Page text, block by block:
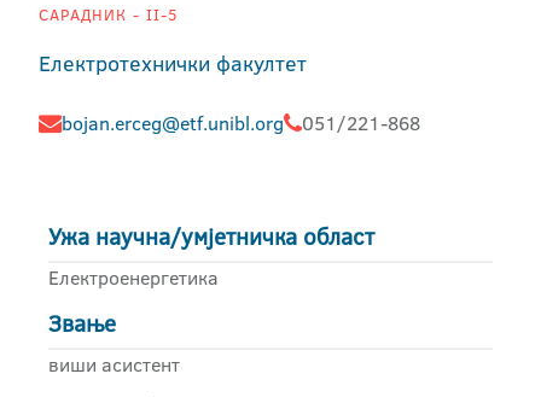
САРАДНИК - II-5
Електротехнички факултет
bojan.erceg@etf.unibl.org 051/221-868
Ужа научна/умјетничка област
Електроенергетика
Звање
виши асистент